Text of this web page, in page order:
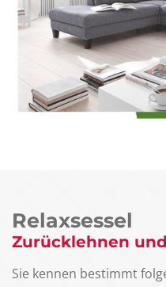
Relaxsessel
Zurücklehnen
Sie kennen bestimmt